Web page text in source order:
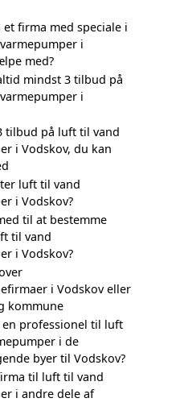
et firma med speciale i
i
med?
mindst 3 tilbud på
i
tilbud på luft til vand
i Vodskov, du kan
luft til vand
i Vodskov?
til at bestemme
til vand
i Vodskov?
i Vodskov eller
kommune
en professionel til luft
i de
byer til Vodskov?
til luft til vand
i andre dele af